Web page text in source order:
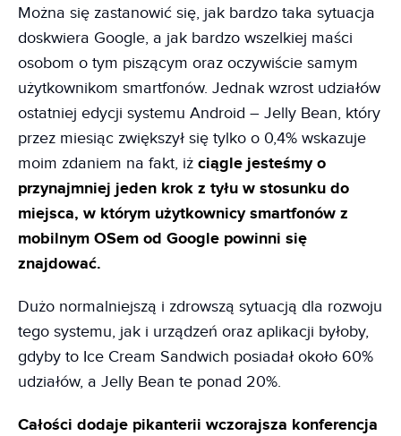
Można się zastanowić się, jak bardzo taka sytuacja
doskwiera Google, a jak bardzo wszelkiej maści
osobom o tym piszącym oraz oczywiście samym
użytkownikom smartfonów. Jednak wzrost udziałów
ostatniej edycji systemu Android – Jelly Bean, który
przez miesiąc zwiększył się tylko o 0,4% wskazuje
moim zdaniem na fakt, iż ciągle jesteśmy o
przynajmniej jeden krok z tyłu w stosunku do
miejsca, w którym użytkownicy smartfonów z
mobilnym OSem od Google powinni się
znajdować.
Dużo normalniejszą i zdrowszą sytuacją dla rozwoju
tego systemu, jak i urządzeń oraz aplikacji byłoby,
gdyby to Ice Cream Sandwich posiadał około 60%
udziałów, a Jelly Bean te ponad 20%.
Całości dodaje pikanterii wczorajsza konferencja